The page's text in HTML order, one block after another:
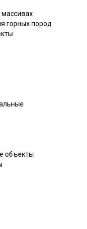
горных пород
объекты